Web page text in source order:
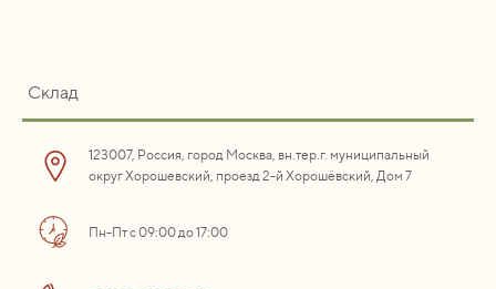
Склад
123007, Россия, город Москва, вн.тер.г. муниципальный
округ Хорошевский, проезд 2-й Хорошёвский, Дом 7
Пн-Пт с 09:00 до 17:00